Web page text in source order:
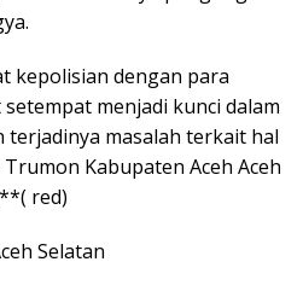
kepolisian dengan para
menjadi kunci dalam
terjadinya masalah terkait hal
Kabupaten Aceh Aceh
red)
Selatan